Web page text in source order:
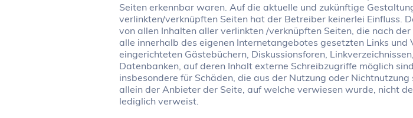
Seiten erkennbar waren. Auf die aktuelle und zukünftige
verlinkten/verknüpften Seiten hat der Betreiber keinerlei Einfluss.
von allen Inhalten aller verlinkten /verknüpften Seiten, die nach
alle innerhalb des eigenen Internetangebotes gesetzten Links
eingerichteten Gästebüchern, Diskussionsforen,
Datenbanken, auf deren Inhalt externe Schreibzugriffe möglich
insbesondere für Schäden, die aus der Nutzung oder
allein der Anbieter der Seite, auf welche verwiesen wurde, nicht
lediglich verweist.